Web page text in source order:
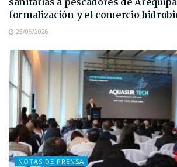
formalización y el comercio
25/06/2026
NOTAS DE PRENSA